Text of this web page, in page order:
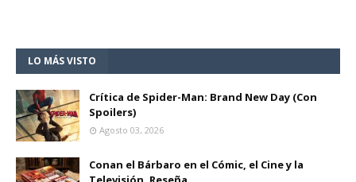
LO MÁS VISTO
Crítica de Spider-Man: Brand New Day (Con
Spoilers)
Agosto 03, 2026
Conan el Bárbaro en el Cómic, el Cine y la